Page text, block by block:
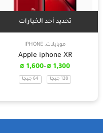
تحديد أحد الخيارات
موبايلات,
IPHONE
Apple iphone XR
1,300
₪
–
1,600
₪
128 جيجا 64 جيجا